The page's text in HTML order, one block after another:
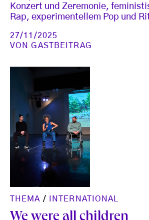
Konzert und Zeremonie,
Rap, experimentellem Pop und
27/11/2025
VONGASTBEITRAG
THEMA / INTERNATIONAL